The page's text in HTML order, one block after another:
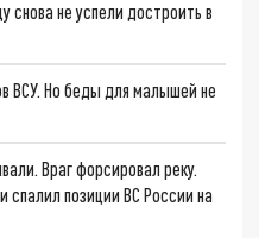
снова не успели достроить в
ВСУ. Но беды для малышей не
Враг форсировал реку.
спалил позиции ВС России на